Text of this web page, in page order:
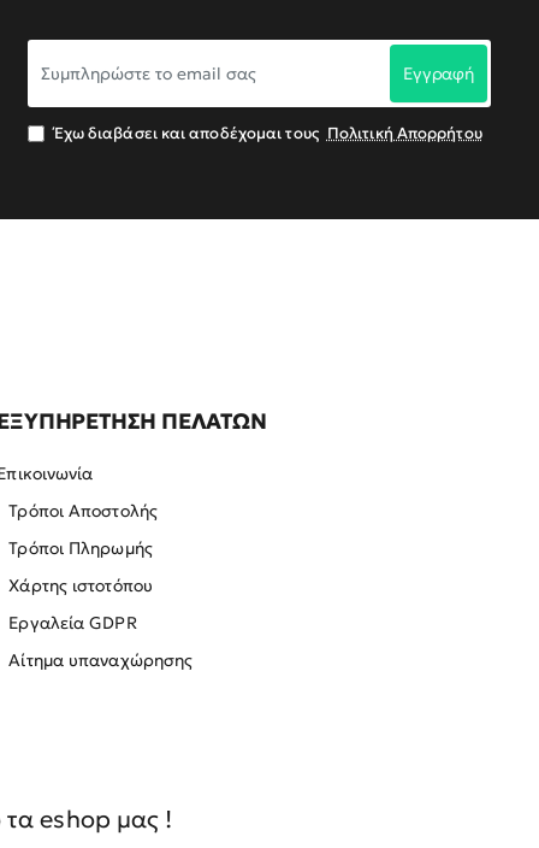
το
σας
Εγγραφή
Έχω διαβάσει και αποδέχομαι τους Πολιτική Απορρήτου
ΠΕΛΑΤΩΝ
Τρόποι Αποστολής
Τρόποι Πληρωμής
Χάρτης ιστοτόπου
Εργαλεία GDPR
Αίτημα υπαναχώρησης
eshop μας !